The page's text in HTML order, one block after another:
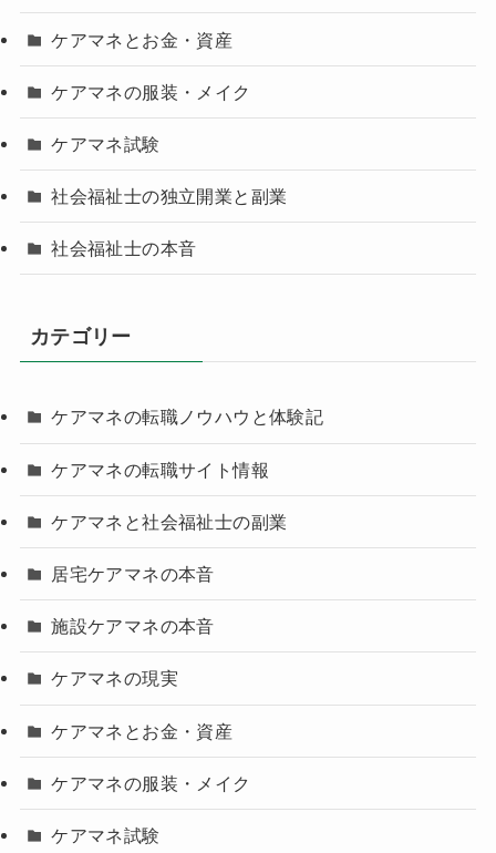
ケアマネとお金・資産
ケアマネの服装・メイク
ケアマネ試験
社会福祉士の独立開業と副業
社会福祉士の本音
カテゴリー
ケアマネの転職ノウハウと体験記
ケアマネの転職サイト情報
ケアマネと社会福祉士の副業
居宅ケアマネの本音
施設ケアマネの本音
ケアマネの現実
ケアマネとお金・資産
ケアマネの服装・メイク
ケアマネ試験